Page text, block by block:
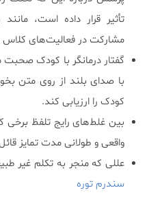
تأثیر قرار داده است،
مشارکت در فعالیت‌های
گفتار درمانگر با کودک
با صدای بلند از روی متن
کودک را ارزیابی کند.
بین غلط‌های رایج تلفظ
واقعی و طولانی مدت تمایز
عللی که منجر به تکلم غیر
سندرم توره